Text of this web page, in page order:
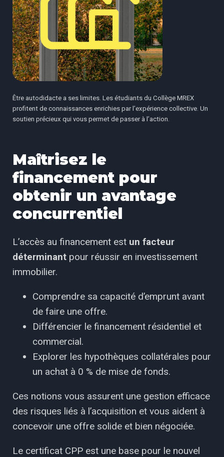
Être autodidacte a ses limites. Les étudiants du Collège MREX
profitent de connaissances enrichies par l’expérience collective. Un
soutien précieux qui vous permet de passer à l’action.
Maîtrisez le
financement pour
obtenir un avantage
concurrentiel
L’accès au financement est un facteur
déterminant pour réussir en investissement
immobilier.
Comprendre sa capacité d’emprunt avant
de faire une offre.
Différencier le financement résidentiel et
commercial.
Explorer les hypothèques collatérales pour
un achat à 0 % de mise de fonds.
Ces notions vous assurent une gestion efficace
des risques liés à l’acquisition et vous aident à
concevoir une offre solide et bien négociée.
Le certificat CPP est une base pour le nouvel